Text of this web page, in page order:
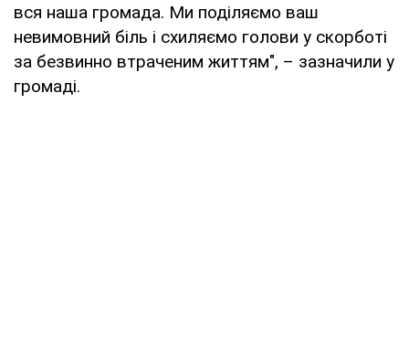
вся наша громада. Ми поділяємо ваш
невимовний біль і схиляємо голови у скорботі
за безвинно втраченим життям", – зазначили у
громаді.